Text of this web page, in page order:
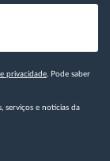
privacidade. Pode saber
serviços e notícias da